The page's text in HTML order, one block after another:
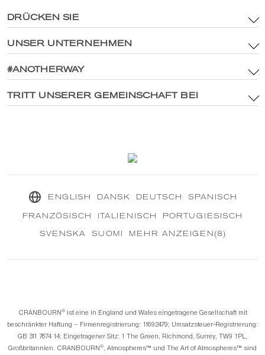
DRÜCKEN SIE
Terms & amp; Bedingungen
Richtlinien zu Markenwerten und digitalen Medien
Cookie-Richtlinie
UNSER UNTERNEHMEN
Hauptseite
Entdecken Sie CRANBOURN®
#ANOTHERWAY
Innerhalb von CRANBOURN®
TRITT UNSERER GEMEINSCHAFT BEI
ENGLISH DANSK DEUTSCH SPANISCH
FRANZÖSISCH ITALIENISCH PORTUGIESISCH
SVENSKA SUOMI MEHR ANZEIGEN(8)
CRANBOURN®️ist eine in England und Wales eingetragene Gesellschaft mit
beschränkter Haftung – Firmenregistrierung: 11692479; Umsatzsteuer-Registrierung:
GB 311 7674 14; Eingetragener Sitz: 1 The Green, Richmond, Surrey, TW9 1PL,
Großbritannien. CRANBOURN®️, Atmospheres™️ und The Art of Atmospheres™️ sind